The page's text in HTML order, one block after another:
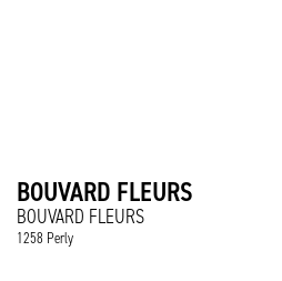
BOUVARD FLEURS
BOUVARD FLEURS
1258 Perly